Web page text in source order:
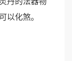
以化煞。